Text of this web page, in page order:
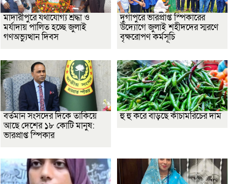
মাদারীপুরে যথাযোগ্য শ্রদ্ধা ও
মর্যাদায় পালিত হচ্ছে জুলাই
গণঅভ্যুত্থান দিবস
দুর্গাপুরে ভারপ্রাপ্ত স্পিকারের
উদ্যোগে জুলাই শহীদদের স্মরণে
বৃক্ষরোপণ কর্মসূচি
বর্তমান সংসদের দিকে তাকিয়ে
আছে দেশের ১৮ কোটি মানুষ:
ভারপ্রাপ্ত স্পিকার
হু হু করে বাড়ছে কাঁচামরিচের দাম